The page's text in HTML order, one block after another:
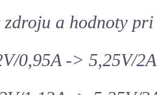
a hodnoty pri
0,95A -> 5,25V/2A